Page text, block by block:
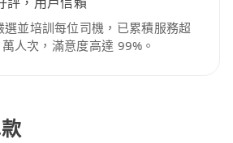
選並培訓每位司機，已累積服務超
人次，滿意度高達 99%。